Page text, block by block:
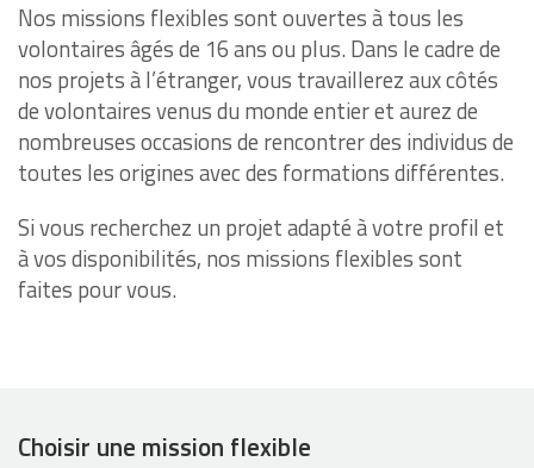
Nos missions flexibles sont ouvertes à tous les
volontaires âgés de 16 ans ou plus. Dans le cadre de
nos projets à l’étranger, vous travaillerez aux côtés
de volontaires venus du monde entier et aurez de
nombreuses occasions de rencontrer des individus de
toutes les origines avec des formations différentes.
Si vous recherchez un projet adapté à votre profil et
à vos disponibilités, nos missions flexibles sont
faites pour vous.
Choisir une mission flexible